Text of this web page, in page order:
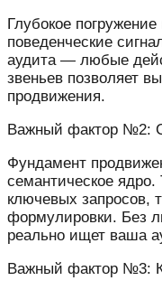
Глубокое
поведенческие
аудита — любые
звеньев позволяет
продвижения.
Важный фактор №2:
Фундамент
семантическое ядро.
ключевых запросов,
формулировки. Без
реально ищет ваша
Важный фактор №3: